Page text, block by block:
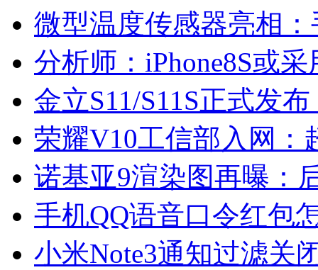
微型温度传感器亮相
分析师：iPhone8S或
金立S11/S11S正式发
荣耀V10工信部入网：
诺基亚9渲染图再曝：
手机QQ语音口令红包
小米Note3通知过滤关